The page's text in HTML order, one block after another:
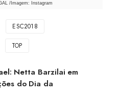
/Imagem: Instagram
ESC2018
TOP
Netta Barzilai em
do Dia da